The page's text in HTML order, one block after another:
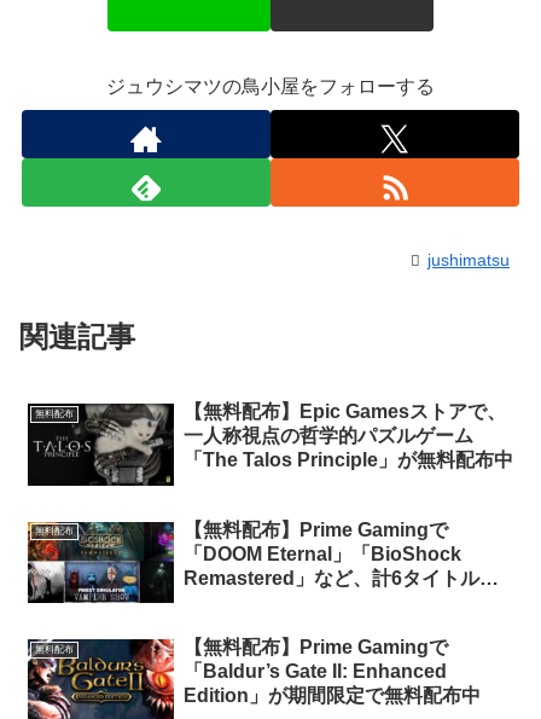
ジュウシマツの鳥小屋をフォローする
jushimatsu
関連記事
無料配布
【無料配布】Epic Gamesストアで、
一人称視点の哲学的パズルゲーム
「The Talos Principle」が無料配布中
無料配布
【無料配布】Prime Gamingで
「DOOM Eternal」「BioShock
Remastered」など、計6タイトルの
無料配布
【無料配布】Prime Gamingで
「Baldur’s Gate II: Enhanced
Edition」が期間限定で無料配布中